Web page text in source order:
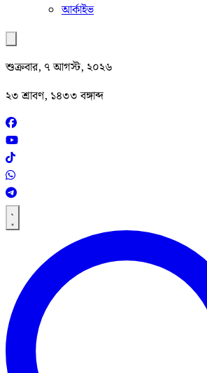
আর্কাইভ
শুক্রবার, ৭ আগস্ট, ২০২৬
২৩ শ্রাবণ, ১৪৩৩ বঙ্গাব্দ